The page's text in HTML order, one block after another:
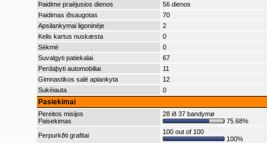
Þaidime praëjusios dienos
56 dienos
Þaidimas iðsaugotas
70
Apsilankymai ligoninëje
2
Kelis kartus nuskæsta
0
Sëkmë
0
Suvalgyti patiekalai
67
Perdaþyti automobiliai
11
Gimnastikos salë aplankyta
12
Sukèiauta
0
Pasiekimai
Pereitos misijos
Paisekimas
28 ið 37 bandymø
75.68%
Perpurkðti grafitai
100 out of 100
100%